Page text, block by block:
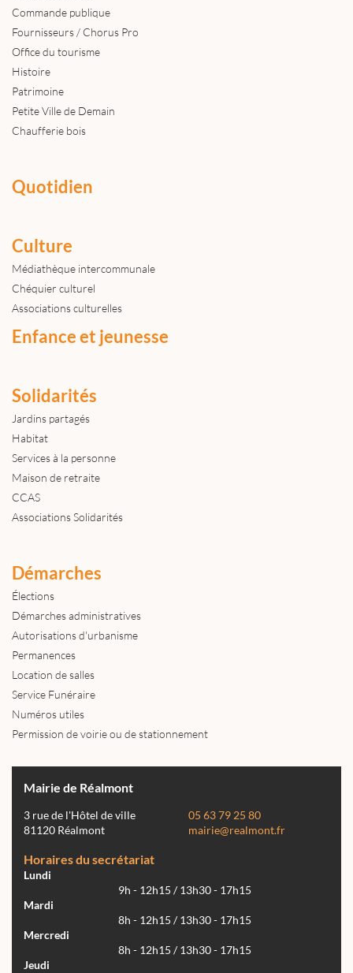
Commande publique
Fournisseurs / Chorus Pro
Office du tourisme
Histoire
Patrimoine
Petite Ville de Demain
Chaufferie bois
Quotidien
Culture
Médiathèque intercommunale
Chéquier culturel
Associations culturelles
Enfance et jeunesse
Solidarités
Jardins partagés
Habitat
Services à la personne
Maison de retraite
CCAS
Associations Solidarités
Démarches
Élections
Démarches administratives
Autorisations d'urbanisme
Permanences
Location de salles
Service Funéraire
Numéros utiles
Permission de voirie ou de stationnement
Mairie de Réalmont
3 rue de l'Hôtel de ville
81120 Réalmont
05 63 79 25 80
mairie@realmont.fr
Horaires du secrétariat
Lundi
9h - 12h15 / 13h30 - 17h15
Mardi
8h - 12h15 / 13h30 - 17h15
Mercredi
8h - 12h15 / 13h30 - 17h15
Jeudi